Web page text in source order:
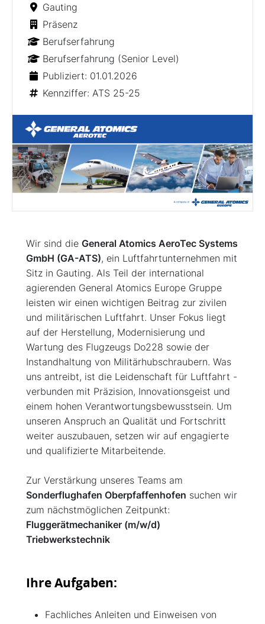
Gauting
Präsenz
Berufserfahrung
Berufserfahrung (Senior Level)
Publiziert: 01.01.2026
Kennziffer: ATS 25-25
Wir sind die General Atomics AeroTec Systems
GmbH (GA-ATS), ein Luftfahrtunternehmen mit
Sitz in Gauting. Als Teil der international
agierenden General Atomics Europe Gruppe
leisten wir einen wichtigen Beitrag zur zivilen
und militärischen Luftfahrt. Unser Fokus liegt
auf der Herstellung, Modernisierung und
Wartung des Flugzeugs Do228 sowie der
Instandhaltung von Militärhubschraubern. Was
uns antreibt, ist die Leidenschaft für Luftfahrt -
verbunden mit Präzision, Innovationsgeist und
einem hohen Verantwortungsbewusstsein. Um
unseren Anspruch an Qualität und Fortschritt
weiter auszubauen, setzen wir auf engagierte
und qualifizierte Mitarbeitende.
Zur Verstärkung unseres Teams am
Sonderflughafen Oberpfaffenhofen suchen wir
zum nächstmöglichen Zeitpunkt:
Fluggerätmechaniker (m/w/d)
Triebwerkstechnik
Ihre Aufgaben:
Fachliches Anleiten und Einweisen von